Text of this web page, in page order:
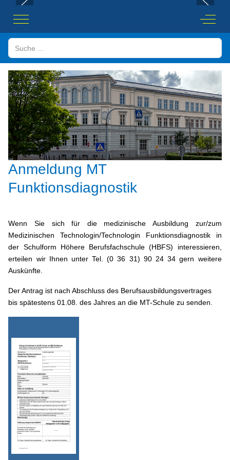
Mobile Menu Toggle Off-
Suchen
Anmeldung MT
Funktionsdiagnostik
Wenn Sie sich für die medizinische Ausbildung zur/zum
Medizinischen Technologin/Technologin Funktionsdiagnostik in
der Schulform Höhere Berufsfachschule (HBFS) interessieren,
erteilen wir Ihnen unter Tel. (0 36 31) 90 24 34 gern weitere
Auskünfte.
Der Antrag ist nach Abschluss des Berufsausbildungsvertrages
bis spätestens 01.08. des Jahres an die MT-Schule zu senden.